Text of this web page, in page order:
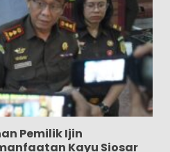
Pemilik Ijin
Kayu Siosar